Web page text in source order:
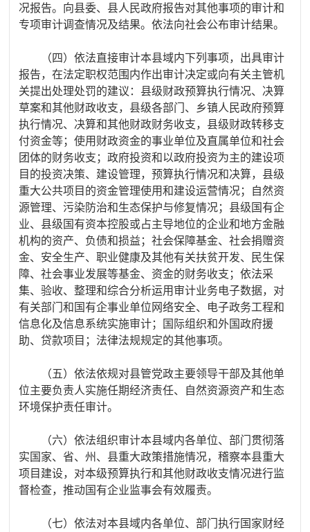
况报告。向县委、县人民政府报告对其他事项的审计和
专项审计调查情况及结果。依法向社会公布审计结果。
（四）依法直接审计本县域内下列事项，出具审计
报告，在法定职权范围内作出审计决定或向有关主管机
关提出处理处罚的建议：县级财政预算执行情况、决算
草案和其他财政收支，县级各部门、乡镇人民政府预算
执行情况、决算和其他财政财务收支， 县级财政转移支
付资金等；使用财政资金的事业单位及直属单位和社会
团体的财务收支；政府投资和以政府投资为主的建设项
目的投资决策、建设管理，预算执行情况和决算，县级
重大公共项目的资金管理使用和建设运营情况；自然资
源管理、污染防治和生态保护与修复情况；县级国有企
业、县级国有资本控股或占主导地位的企业和地方金融
机构的资产、负债和损益；社会保障基金、社会捐赠资
金、安全生产、职业健康及其他有关扶贫开发、民生保
障、社会事业发展等基金、资金的财务收支；依法采
集、验收、整理和综合分析运用审计业务电子数据，对
有关部门和国有企事业单位网络安全、电子政务工程和
信息化及信息系统实施审计；国际组织和外国政府援
助、贷款项目；法律法规规定的其他事项。
（五）依法依规对县管党政主要领导干部及其他单
位主要负责人实施任期经济责任、自然资源资产和生态
环境保护责任审计。
（六）依法组织审计本县域内各单位、部门贯彻落
实国家、省、州、县重大政策措施情况，稽察本县重大
项目建设，对本级预算执行和其他财政收支情况进行监
督检查，推动国有企业监事会有效履责。
（七）依法对本县域内各单位、部门执行国家财经